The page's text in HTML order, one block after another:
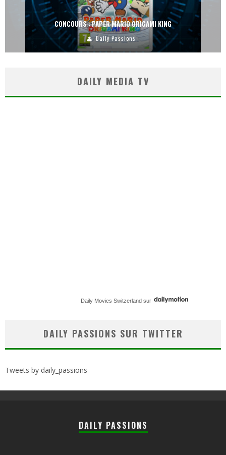
CONCOURS : PAPER MARIO ORIGAMI KING
Daily Passions
DAILY MEDIA TV
Daily Movies Switzerland sur
DAILY PASSIONS SUR TWITTER
Tweets by daily_passions
DAILY PASSIONS